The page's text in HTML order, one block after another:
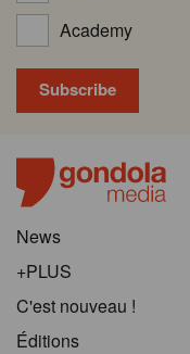
Academy
News
+PLUS
C'est nouveau !
Éditions